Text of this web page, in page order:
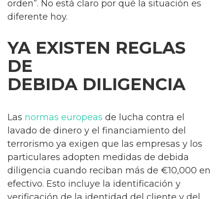
orden”. No está claro por qué la situación es
diferente hoy.
YA EXISTEN REGLAS
DE
DEBIDA DILIGENCIA
Las normas europeas de lucha contra el
lavado de dinero y el financiamiento del
terrorismo ya exigen que las empresas y los
particulares adopten medidas de debida
diligencia cuando reciban más de €10,000 en
efectivo. Esto incluye la identificación y
verificación de la identidad del cliente y del